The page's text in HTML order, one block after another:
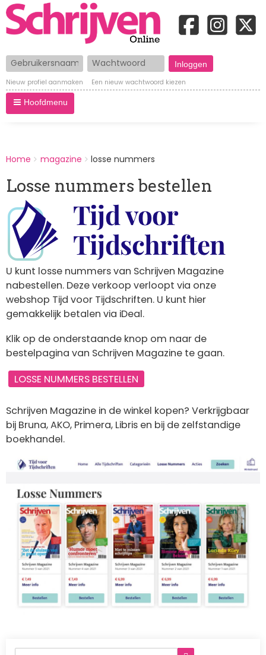
Gebruikersnaam Wachtwoord
Nieuw profiel aanmaken Een nieuw wachtwoord kiezen
Hoofdmenu
BREADCRUMBS
You
here:
Home magazine losse nummers
Losse nummers bestellen
Afbeelding
U kunt losse nummers van Schrijven Magazine
nabestellen. Deze verkoop verloopt via onze
webshop Tijd voor Tijdschriften. U kunt hier
gemakkelijk betalen via iDeal.
Klik op de onderstaande knop om naar de
bestelpagina van Schrijven Magazine te gaan.
LOSSE NUMMERS BESTELLEN
Schrijven Magazine in de winkel kopen? Verkrijgbaar
bij Bruna, AKO, Primera, Libris en bij de zelfstandige
boekhandel.
Afbeelding